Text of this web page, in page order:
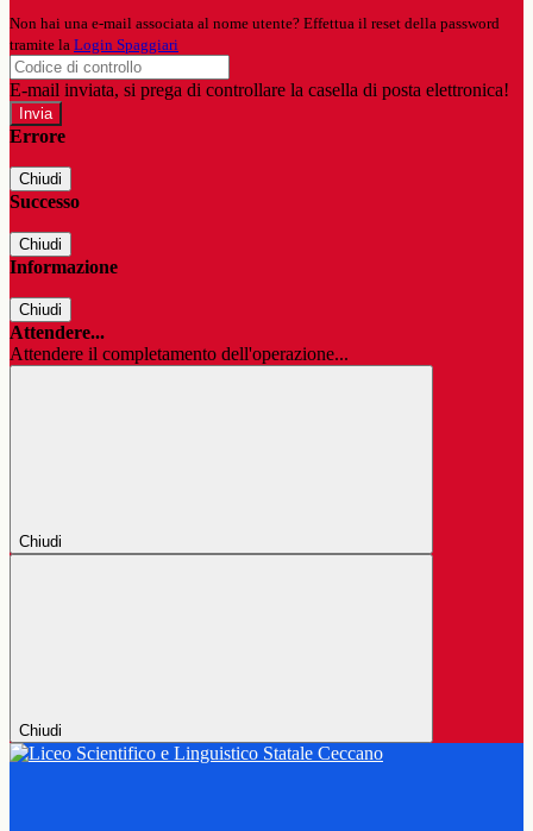
Non hai una e-mail associata al nome utente? Effettua il reset della password
tramite la Login Spaggiari
E-mail inviata, si prega di controllare la casella di posta elettronica!
Errore
Chiudi
Successo
Chiudi
Informazione
Chiudi
Attendere...
Attendere il completamento dell'operazione...
Chiudi
Chiudi